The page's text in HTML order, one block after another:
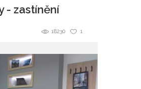
- zastínění
1
18230